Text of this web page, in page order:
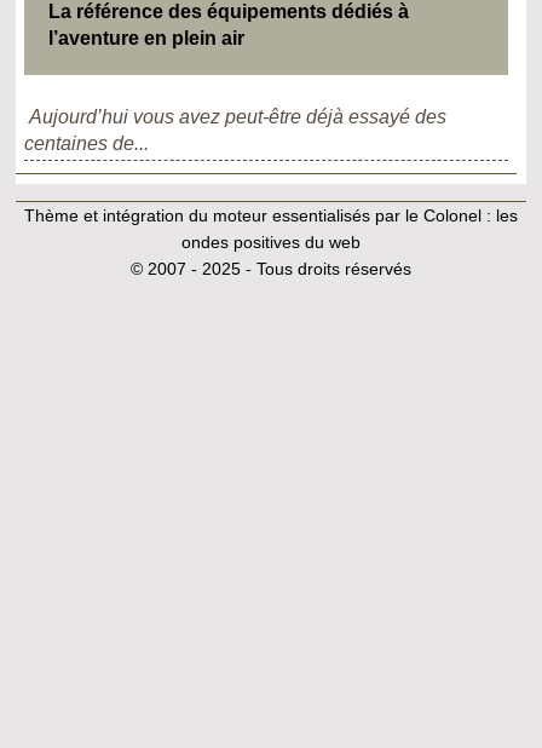
La référence des équipements dédiés à
l’aventure en plein air
Aujourd’hui vous avez peut-être déjà essayé des
centaines de...
Thème et intégration du moteur essentialisés par le Colonel : les
ondes positives du web
© 2007 - 2025 - Tous droits réservés